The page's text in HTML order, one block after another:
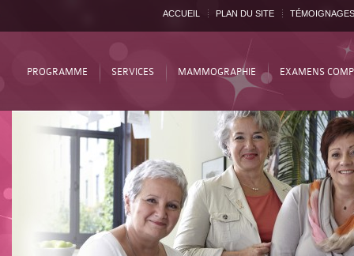
ACCUEIL PLAN DU SITE TÉMOIGNAGES
PROGRAMME SERVICES MAMMOGRAPHIE EXAMENS